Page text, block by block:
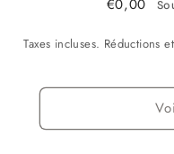
€0,00
Taxes incluses. Réductions